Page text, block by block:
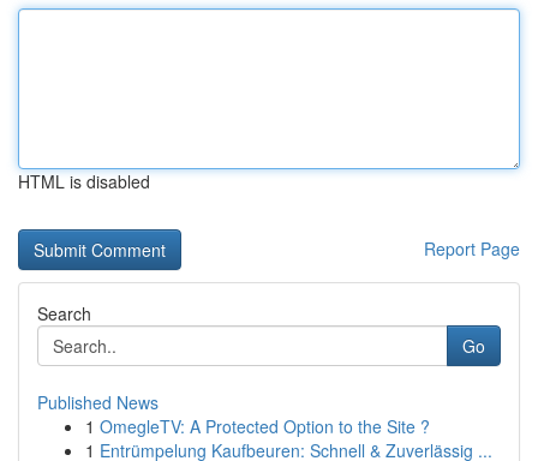
HTML is disabled
Report Page
Search
Go
Published News
1 OmegleTV: A Protected Option to the Site ?
1 Entrümpelung Kaufbeuren: Schnell & Zuverlässig ...